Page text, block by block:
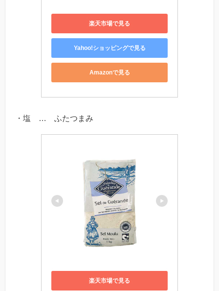
楽天市場で見る
Yahoo!ショッピングで見る
Amazonで見る
・塩 … ふたつまみ
楽天市場で見る